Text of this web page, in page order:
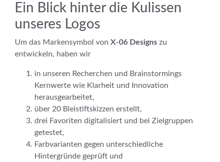
Ein Blick hinter die Kulissen
unseres Logos
Um das Marken­symbol von X-06 Designs zu
entwickeln, haben wir
in unseren Recherchen und Brainstormings
Kernwerte wie Klarheit und Innovation
herausgearbeitet,
über 20 Bleistiftskizzen erstellt,
drei Favoriten digitalisiert und bei Zielgruppen
getestet,
Farbvarianten gegen unterschiedliche
Hintergründe geprüft und